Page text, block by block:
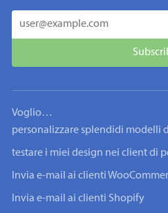
Voglio…
personalizzare splendidi modelli
testare i miei design nei client di
Invia e-mail ai clienti
Invia e-mail ai clienti Shopify